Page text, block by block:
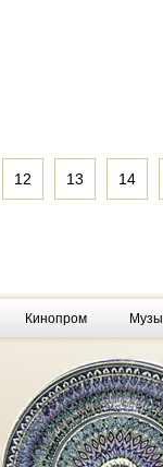
12 13 14
Кинопром